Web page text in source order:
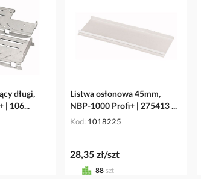
długi,
| 106...
Listwa osłonowa 45mm,
NBP-1000 Profi+ | 275413 ...
Kod 1018225
28,35 zł/szt
88 szt